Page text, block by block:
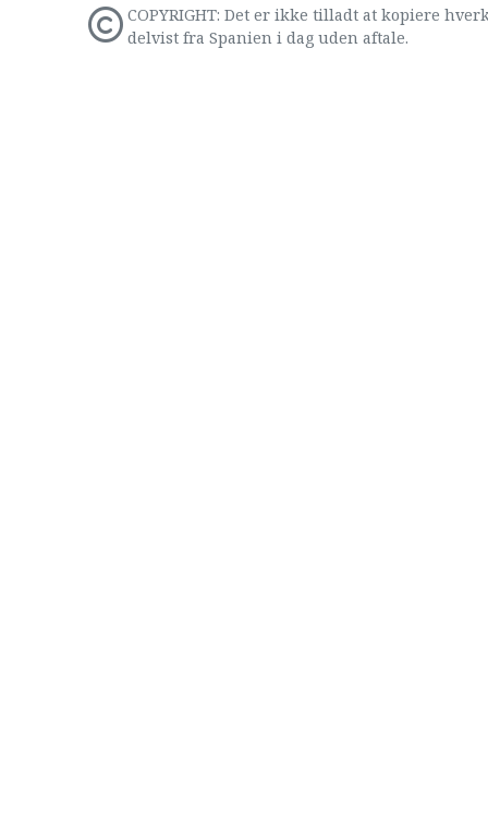
COPYRIGHT: Det er ikke tilladt at kopiere
delvist fra Spanien i dag uden aftale.